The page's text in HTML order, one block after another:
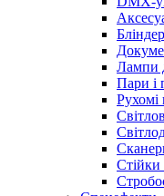
Лампи
Пари і
Рухомі
Стійки